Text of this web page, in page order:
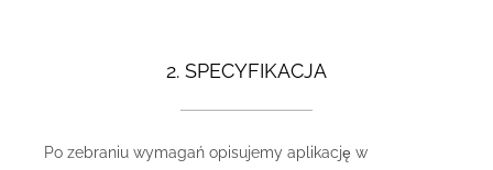
2. SPECYFIKACJA
Po zebraniu wymagań opisujemy aplikację w